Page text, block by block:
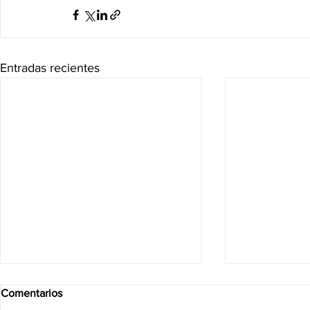
Entradas recientes
Comentarios